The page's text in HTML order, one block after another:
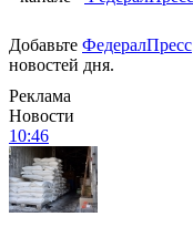
Добавьте ФедералПресс
новостей дня.
Реклама
Новости
10:46